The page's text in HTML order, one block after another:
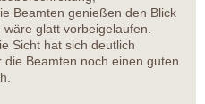
Beamten genießen den Blick
glatt vorbeigelaufen.
Sicht hat sich deutlich
Beamten noch einen guten